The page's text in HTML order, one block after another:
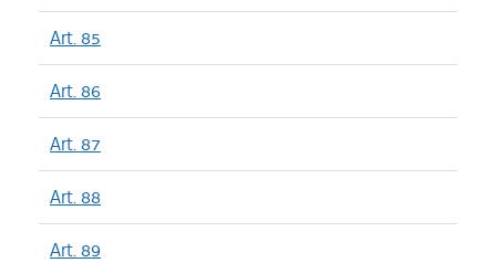
Art. 85
Art. 86
Art. 87
Art. 88
Art. 89